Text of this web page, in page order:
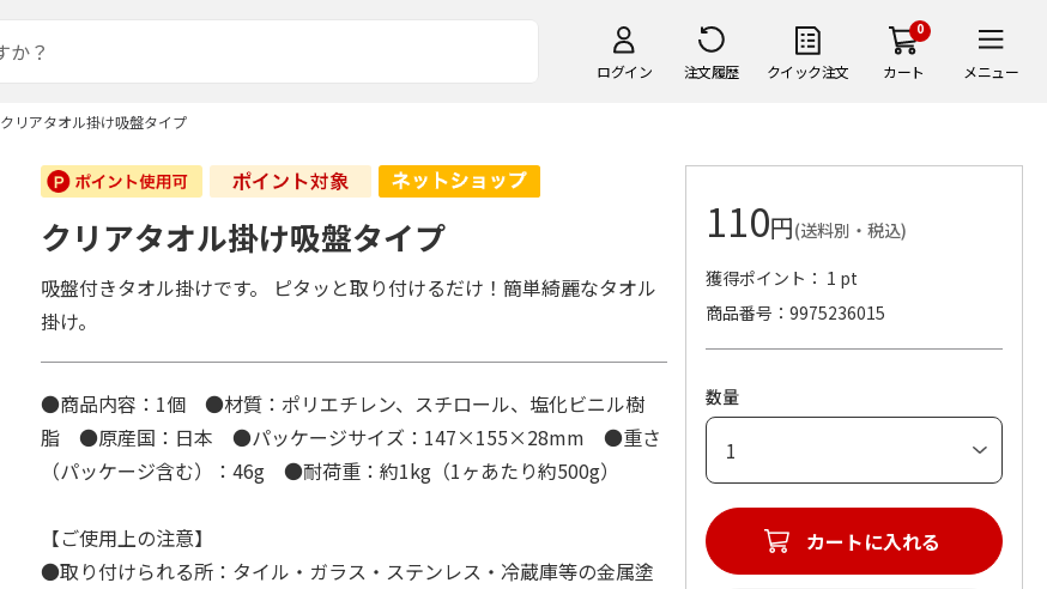
ログイン 注文履歴 クイック注文
0
カート メニュー
クリアタオル掛け吸盤タイプ
クリアタオル掛け吸盤タイプ
吸盤付きタオル掛けです。 ピタッと取り付けるだけ！簡単綺麗なタオル
掛け。
●商品内容：1個 ●材質：ポリエチレン、スチロール、塩化ビニル樹
脂 ●原産国：日本 ●パッケージサイズ：147×155×28mm ●重さ
（パッケージ含む）：46g ●耐荷重：約1kg（1ヶあたり約500g）
【ご使用上の注意】
●取り付けられる所：タイル・ガラス・ステンレス・冷蔵庫等の金属塗
110円(送料別・税込)
獲得ポイント： 1 pt
商品番号
9975236015
数量
カートに入れる